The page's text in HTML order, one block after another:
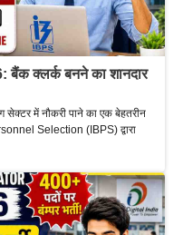
क्लर्क बनने का शानदार
में नौकरी पाने का एक बेहतरीन
Selection (IBPS) द्वारा